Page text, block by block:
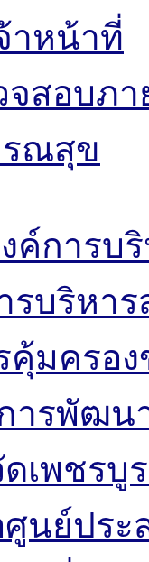
าหน้าที่
สอบภา
รณสุข
ค์การ
รบริหา
คุ้มครอ
ารพัฒน
ดเพชรบู
นย์ประ